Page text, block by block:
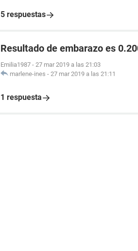
5 respuestas
Resultado de embarazo es
Emilia1987 - 27 mar 2019 a las 21:03
marlene-ines - 27 mar 2019 a las 21:11
1 respuesta